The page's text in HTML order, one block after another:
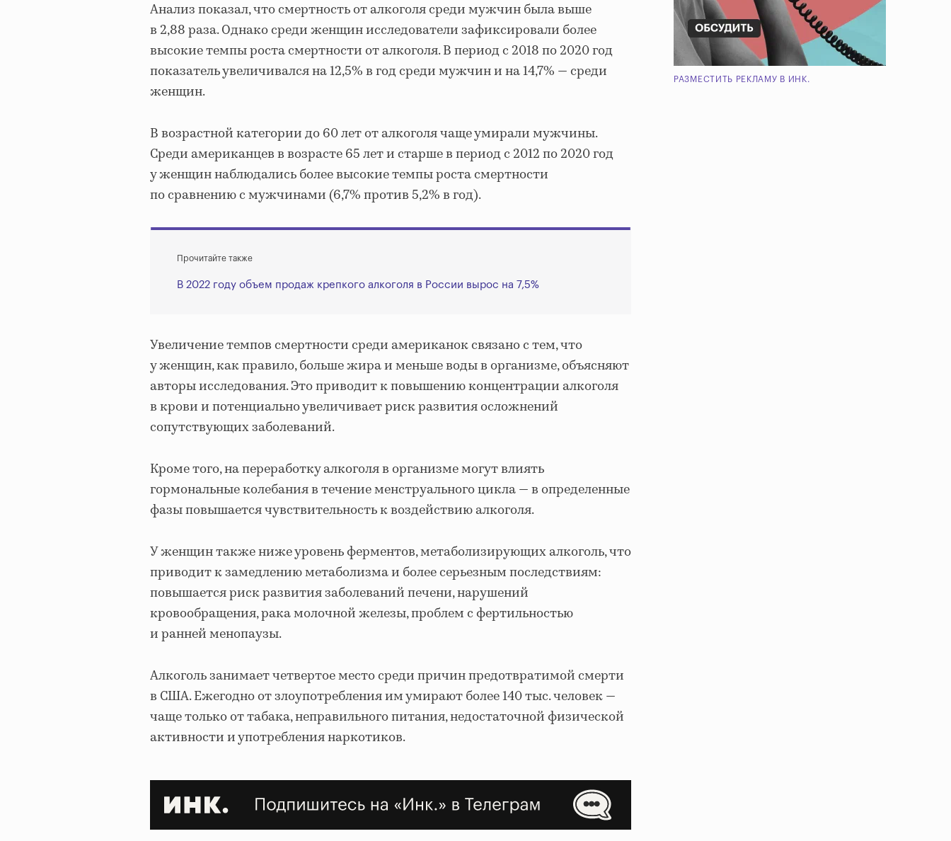
Анализ показал, что смертность от алкоголя среди мужчин была выше
в 2,88 раза. Однако среди женщин исследователи зафиксировали более
высокие темпы роста смертности от алкоголя. В период с 2018 по 2020 год
показатель увеличивался на 12,5% в год среди мужчин и на 14,7% — среди
женщин.
В возрастной категории до 60 лет от алкоголя чаще умирали мужчины.
Среди американцев в возрасте 65 лет и старше в период с 2012 по 2020 год
у женщин наблюдались более высокие темпы роста смертности
по сравнению с мужчинами (6,7% против 5,2% в год).
Прочитайте также
В 2022 году объем продаж крепкого алкоголя в России вырос на 7,5%
Увеличение темпов смертности среди американок связано с тем, что
у женщин, как правило, больше жира и меньше воды в организме, объясняют
авторы исследования. Это приводит к повышению концентрации алкоголя
в крови и потенциально увеличивает риск развития осложнений
сопутствующих заболеваний.
Кроме того, на переработку алкоголя в организме могут влиять
гормональные колебания в течение менструального цикла — в определенные
фазы повышается чувствительность к воздействию алкоголя.
У женщин также ниже уровень ферментов, метаболизирующих алкоголь, что
приводит к замедлению метаболизма и более серьезным последствиям:
повышается риск развития заболеваний печени, нарушений
кровообращения, рака молочной железы, проблем с фертильностью
и ранней менопаузы.
Алкоголь занимает четвертое место среди причин предотвратимой смерти
в США. Ежегодно от злоупотребления им умирают более 140 тыс. человек —
чаще только от табака, неправильного питания, недостаточной физической
активности и употребления наркотиков.
РАЗМЕСТИТЬ РЕКЛАМУ В ИНК.